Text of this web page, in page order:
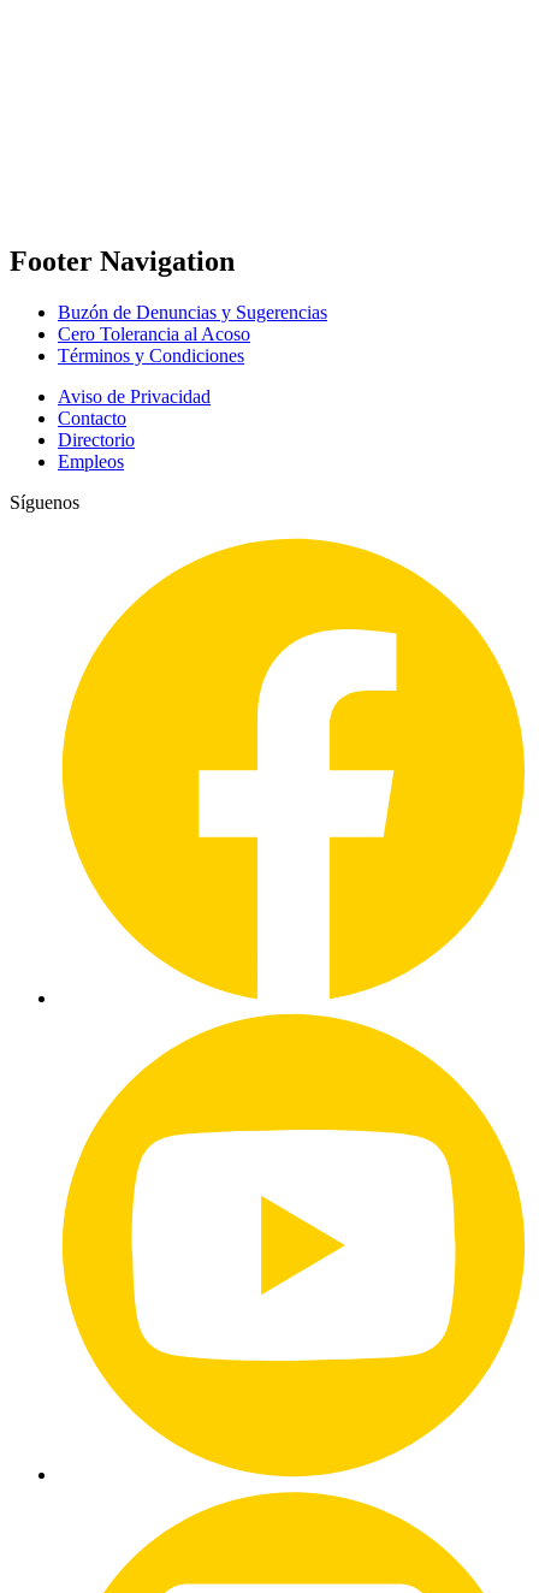
Footer Navigation
Buzón de Denuncias y Sugerencias
Cero Tolerancia al Acoso
Términos y Condiciones
Aviso de Privacidad
Contacto
Directorio
Empleos
Síguenos